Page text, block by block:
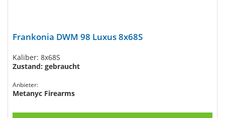
Frankonia DWM 98 Luxus 8x68S
Kaliber: 8x68S
Zustand: gebraucht
Anbieter:
Metanyc Firearms